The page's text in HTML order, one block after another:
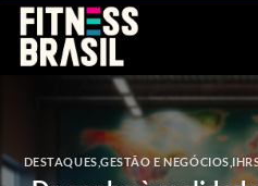
Skip
content
DESTAQUES ,GESTÃO E NEGÓCIOS